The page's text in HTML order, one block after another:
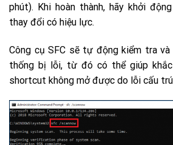
phút). Khi hoàn thành, hãy khởi
thay đổi có hiệu lực.
Công cụ SFC sẽ tự động kiểm tra
thống bị lỗi, từ đó có thể giúp
shortcut không mở được do lỗi cấu